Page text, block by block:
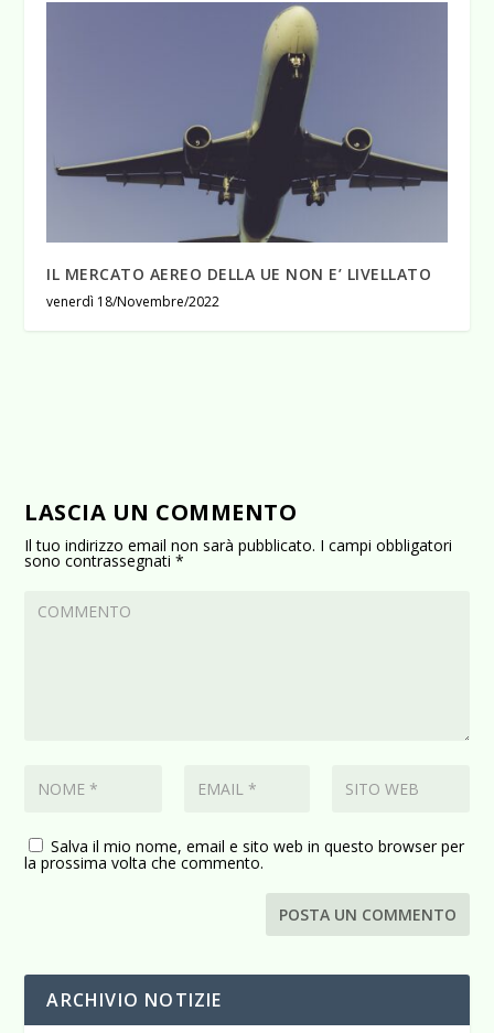
IL MERCATO AEREO DELLA UE NON E’ LIVELLATO
venerdì 18/Novembre/2022
LASCIA UN COMMENTO
Il tuo indirizzo email non sarà pubblicato. I campi obbligatori
sono contrassegnati*
Salva il mio nome, email e sito web in questo browser per
la prossima volta che commento.
ARCHIVIO NOTIZIE